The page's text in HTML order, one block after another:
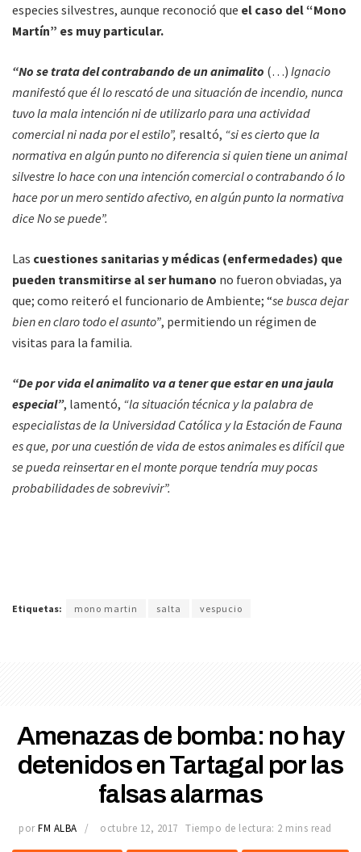
especies silvestres, aunque reconoció que el caso del “Mono
Martín” es muy particular.
“No se trata del contrabando de un animalito (…) Ignacio
manifestó que él lo rescató de una situación de incendio, nunca
tuvo la mala intención ni de utilizarlo para una actividad
comercial ni nada por el estilo”, resaltó, “si es cierto que la
normativa en algún punto no diferencia si quien tiene un animal
silvestre lo hace con una intención comercial o contrabando ó lo
hace por un mero sentido afectivo, en algún punto la normativa
dice No se puede”.
Las cuestiones sanitarias y médicas (enfermedades) que
pueden transmitirse al ser humano no fueron obviadas, ya
que; como reiteró el funcionario de Ambiente; “se busca dejar
bien en claro todo el asunto”, permitiendo un régimen de
visitas para la familia.
“De por vida el animalito va a tener que estar en una jaula
especial”, lamentó, “la situación técnica y la palabra de
especialistas de la Universidad Católica y la Estación de Fauna
es que, por una cuestión de vida de estos animales es difícil que
se pueda reinsertar en el monte porque tendría muy pocas
probabilidades de sobrevivir”.
Etiquetas: mono martin salta vespucio
Amenazas de bomba: no hay
detenidos en Tartagal por las
falsas alarmas
por FM ALBA octubre 12, 2017 Tiempo de lectura: 2 mins read